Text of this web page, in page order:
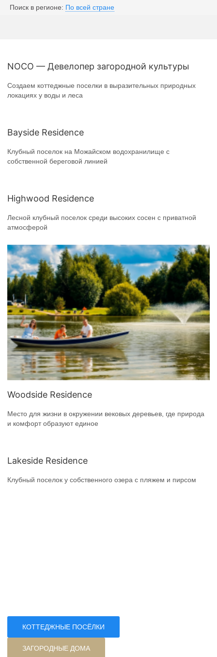
Поиск в регионе: По всей стране
NOCO — Девелопер загородной культуры
Создаем коттеджные поселки в выразительных природных
локациях у воды и леса
Bayside Residence
Клубный поселок на Можайском водохранилище с
собственной береговой линией
Highwood Residence
Лесной клубный поселок среди высоких сосен с приватной
атмосферой
Woodside Residence
Место для жизни в окружении вековых деревьев, где природа
и комфорт образуют единое
Lakeside Residence
Клубный поселок у собственного озера с пляжем и пирсом
КОТТЕДЖНЫЕ ПОСЁЛКИ
ЗАГОРОДНЫЕ ДОМА